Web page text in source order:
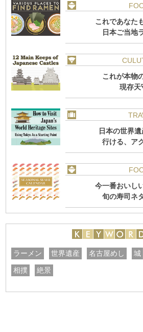
これであなた
日本ご当地
これが本物
現存天
日本の世界
行ける、ア
今一番おいし
旬の寿司ネ
ラーメン 世界遺産 名古屋めし 城
相撲 絶景